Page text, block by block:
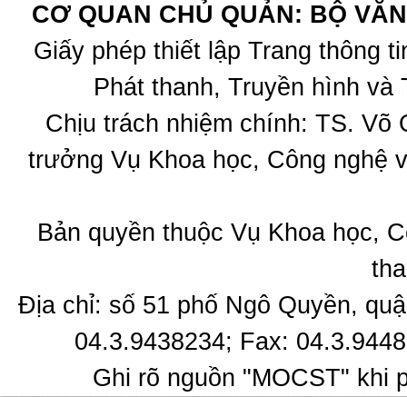
CƠ QUAN CHỦ QUẢN: BỘ
Giấy phép thiết lập Trang thông
Phát thanh, Truyền hình
Chịu trách nhiệm chính: TS.
trưởng Vụ Khoa học, Công nghệ
Bản quyền thuộc Vụ Khoa học,
Địa chỉ: số 51 phố Ngô Quyền,
04.3.9438234; Fax:
Ghi rõ nguồn "MOCST" khi